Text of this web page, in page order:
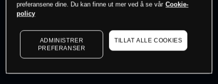
Kursene er veiledende. to see latest market data
preferansene dine. Du kan finne ut mer ved å se vår Cookie-
policy
ADMINISTRER
PREFERANSER
TILLAT ALLE COOKIES